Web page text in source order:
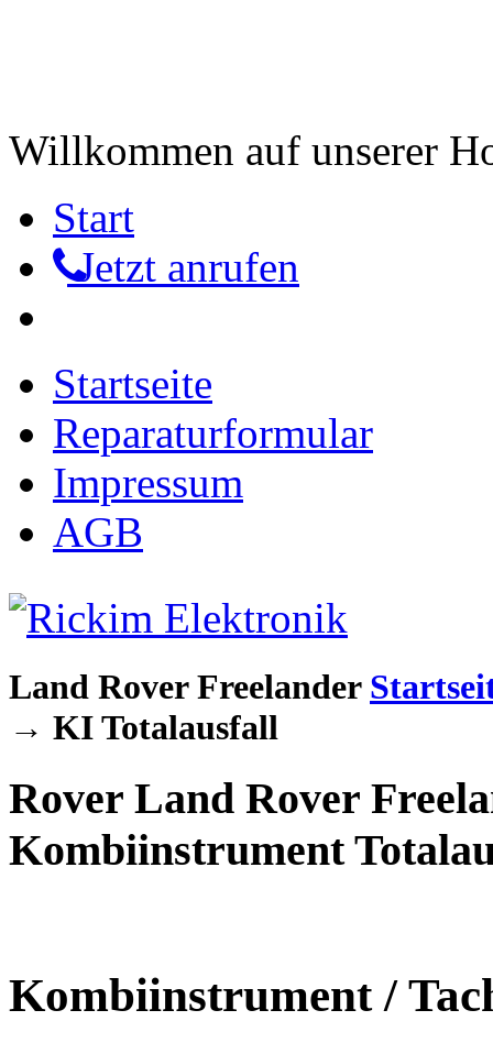
Willkommen auf unserer
Start
Jetzt anrufen
Startseite
Reparaturformular
Impressum
AGB
Land Rover Freelander
→ KI Totalausfall
Rover Land Rover
Kombiinstrument
Kombiinstrument /